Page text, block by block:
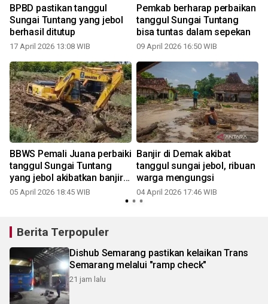
BPBD pastikan tanggul
Sungai Tuntang yang jebol
berhasil ditutup
17 April 2026 13:08 WIB
Pemkab berharap perbaikan
tanggul Sungai Tuntang
bisa tuntas dalam sepekan
09 April 2026 16:50 WIB
BBWS Pemali Juana perbaiki
tanggul Sungai Tuntang
yang jebol akibatkan banjir
Demak
05 April 2026 18:45 WIB
Banjir di Demak akibat
tanggul sungai jebol, ribuan
warga mengungsi
04 April 2026 17:46 WIB
Berita Terpopuler
Dishub Semarang pastikan kelaikan Trans
Semarang melalui "ramp check"
21 jam lalu